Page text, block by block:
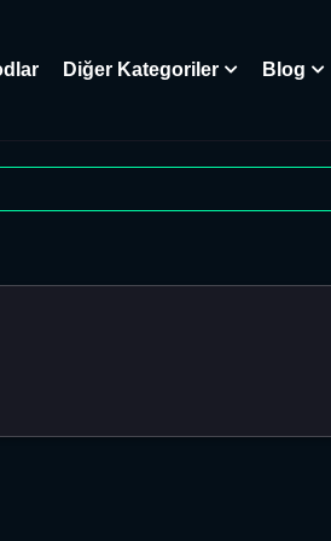
Diğer Kategoriler Blog